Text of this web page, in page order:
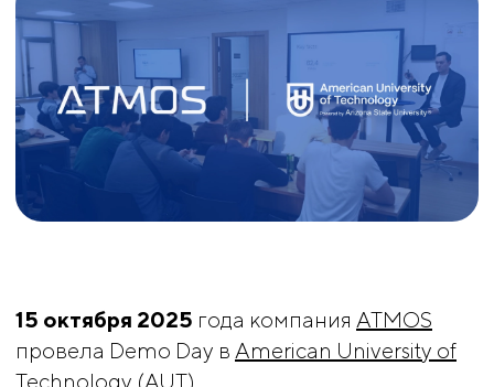
15 октября 2025 года компания ATMOS
провела Demo Day в American University of
Technology (AUT).